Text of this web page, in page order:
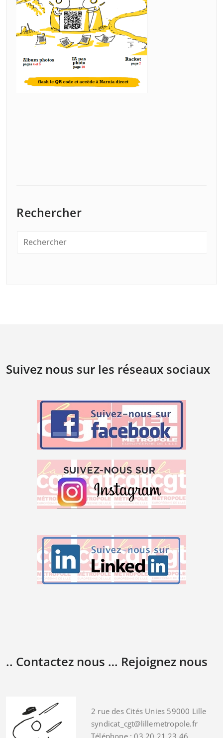
Rechercher
Suivez nous sur les réseaux sociaux
.. Contactez nous … Rejoignez nous
2 rue des Cités Unies 59000 Lille
syndicat_cgt@lillemetropole.fr